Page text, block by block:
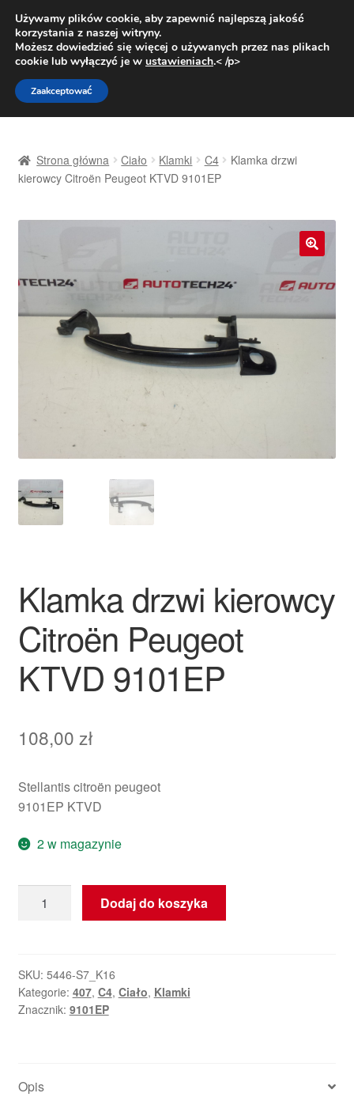
DOSTAWA od 31 zł
Pn.-pt. 9:00-16:00800 003 167
Przejdź
do
nawigacji
Przejdź
do
treści
Dostawa
Kontakt
Moje konto
Polityka prywatności
Skarga
Zamówienia
Zasady i warunki
Strona główna Ciało Klamki C4
Klamka drzwi
kierowcy Citroën Peugeot KTVD 9101EP
Klamka drzwi kierowcy
Citroën Peugeot
KTVD 9101EP
108,00 zł
Stellantis citroën peugeot
9101EP KTVD
2 w magazynie
Klamka
Citroën
Peugeot
KTVD
Dodaj do koszyka
SKU: 5446-S7_K16
Kategorie: 407, C4, Ciało, Klamki
Znacznik: 9101EP
Opis
Używamy plików cookie, aby zapewnić najlepszą jakość
korzystania z naszej witryny.
Możesz dowiedzieć się więcej o używanych przez nas plikach
cookie lub wyłączyć je w ustawieniach.< /p>
Zaakceptować